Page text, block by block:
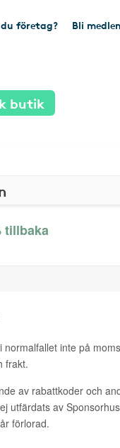
företag? Bli
butik
tillbaka
normalfallet inte på
frakt.
av rabattkoder och
utfärdats av
förlorad.